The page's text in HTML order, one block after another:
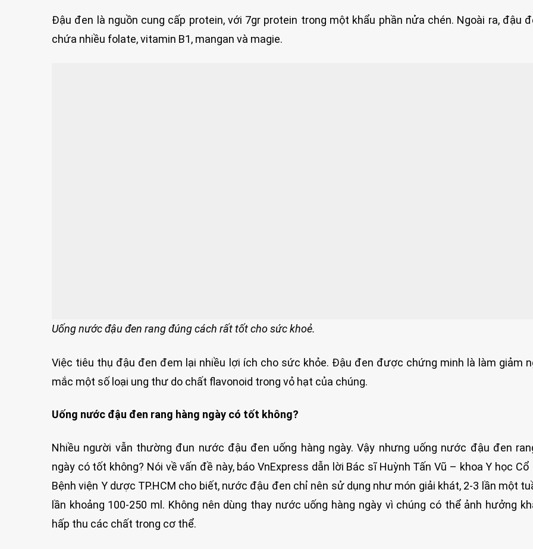
Đậu đen là nguồn cung cấp protein, với 7gr protein trong một khẩu phần nửa chén. Ngoài ra, đậu
chứa nhiều folate, vitamin B1, mangan và magie.
Uống nước đậu đen rang đúng cách rất tốt cho sức khoẻ.
Việc tiêu thụ đậu đen đem lại nhiều lợi ích cho sức khỏe. Đậu đen được chứng minh là làm giảm
mắc một số loại ung thư do chất flavonoid trong vỏ hạt của chúng.
Uống nước đậu đen rang hàng ngày có tốt không?
Nhiều người vẫn thường đun nước đậu đen uống hàng ngày. Vậy nhưng uống nước đậu đen
ngày có tốt không? Nói về vấn đề này, báo VnExpress dẫn lời Bác sĩ Huỳnh Tấn Vũ – khoa Y học Cổ
Bệnh viện Y dược TP.HCM cho biết, nước đậu đen chỉ nên sử dụng như món giải khát, 2-3 lần một
lần khoảng 100-250 ml. Không nên dùng thay nước uống hàng ngày vì chúng có thể ảnh hưởng
hấp thu các chất trong cơ thể.